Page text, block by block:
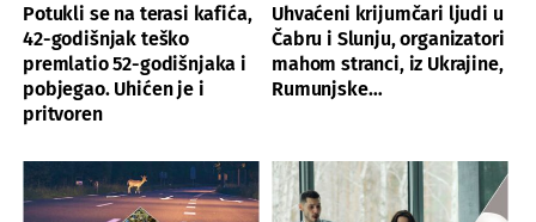
Potukli se na terasi kafića,
42-godišnjak teško
premlatio 52-godišnjaka i
pobjegao. Uhićen je i
pritvoren
Uhvaćeni krijumčari ljudi u
Čabru i Slunju, organizatori
mahom stranci, iz Ukrajine,
Rumunjske…